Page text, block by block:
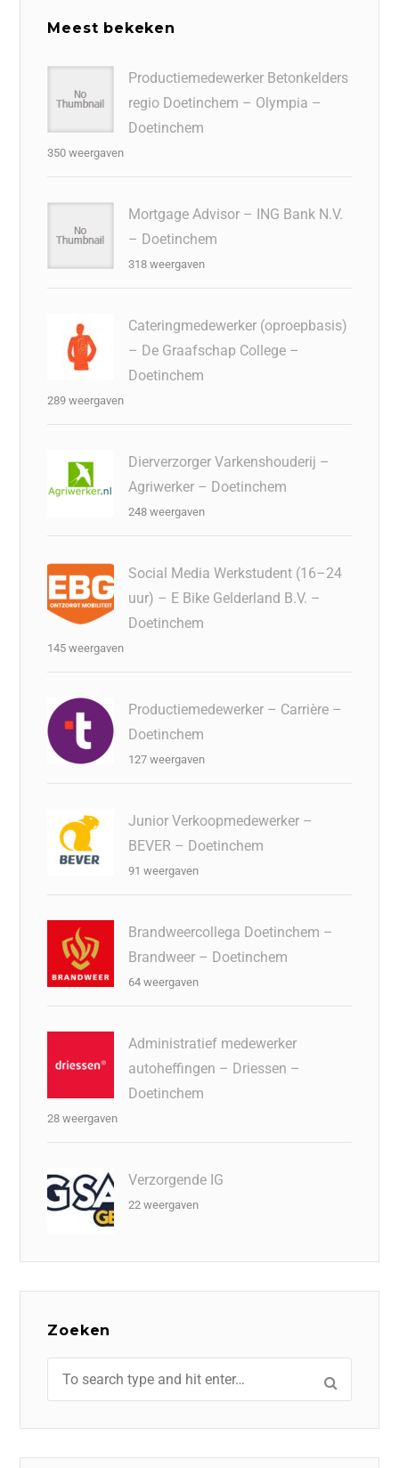
Meest bekeken
Productiemedewerker Betonkelders
regio Doetinchem – Olympia –
Doetinchem
350 weergaven
Mortgage Advisor – ING Bank N.V.
– Doetinchem
318 weergaven
Cateringmedewerker (oproepbasis)
– De Graafschap College –
Doetinchem
289 weergaven
Dierverzorger Varkenshouderij –
Agriwerker – Doetinchem
248 weergaven
Social Media Werkstudent (16–24
uur) – E Bike Gelderland B.V. –
Doetinchem
145 weergaven
Productiemedewerker – Carrière –
Doetinchem
127 weergaven
Junior Verkoopmedewerker –
BEVER – Doetinchem
91 weergaven
Brandweercollega Doetinchem –
Brandweer – Doetinchem
64 weergaven
Administratief medewerker
autoheffingen – Driessen –
Doetinchem
28 weergaven
Verzorgende IG
22 weergaven
Zoeken